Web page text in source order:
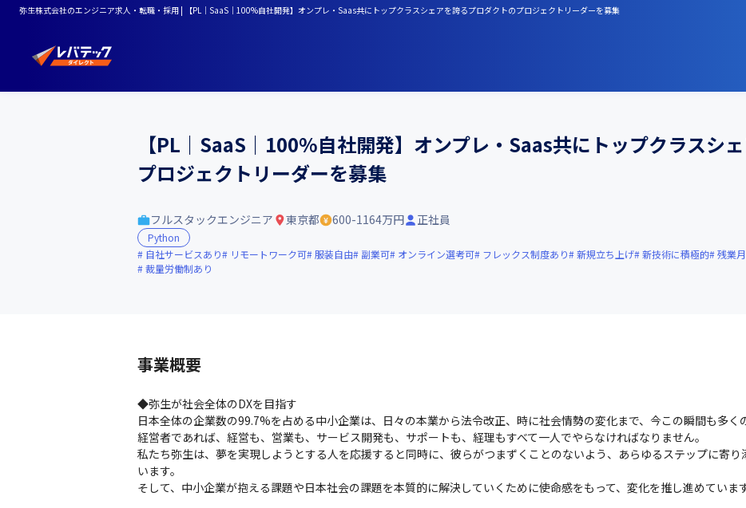
弥生株式会社のエンジニア求人・転職・採用 | 【PL｜SaaS｜100%自社開発】オンプレ・Saas共にトップクラスシェアを誇るプロダクトのプロジェクトリーダーを募集
【PL｜SaaS｜100%自社開発】オンプレ・Saas共にトップクラスシ
プロジェクトリーダーを募集
フルスタックエンジニア 東京都 600-1164万円 正社員
Python
自社サービスあり
リモートワーク可 服装自由 副業可 オンライン選考可 フレックス制度あり 新規立ち上げ 新技術に積極的 残業
裁量労働制あり
事業概要
◆弥生が社会全体のDXを目指す
日本全体の企業数の99.7%を占める中小企業は、日々の本業から法令改正、時に社会情勢の変化まで、今この瞬間も多く
経営者であれば、経営も、営業も、サービス開発も、サポートも、経理もすべて一人でやらなければなりません。
私たち弥生は、夢を実現しようとする人を応援すると同時に、彼らがつまずくことのないよう、あらゆるステップに寄
います。
そして、中小企業が抱える課題や日本社会の課題を本質的に解決していくために使命感をもって、変化を推し進めています